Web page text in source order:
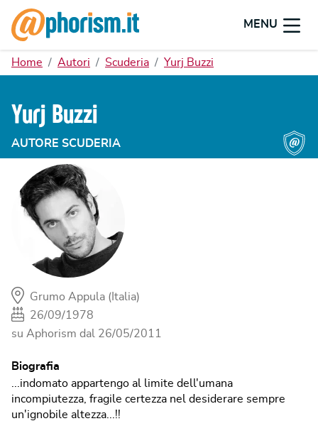
MENU
Home Autori Scuderia Yurj Buzzi
Yurj Buzzi
AUTORE SCUDERIA
Grumo Appula (Italia)
26/09/1978
su Aphorism dal 26/05/2011
Biografia
...indomato appartengo al limite dell'umana
incompiutezza, fragile certezza nel desiderare sempre
un'ignobile altezza...!!